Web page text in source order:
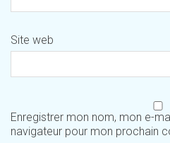
Site web
Enregistrer mon nom, mon e-
navigateur pour mon prochain